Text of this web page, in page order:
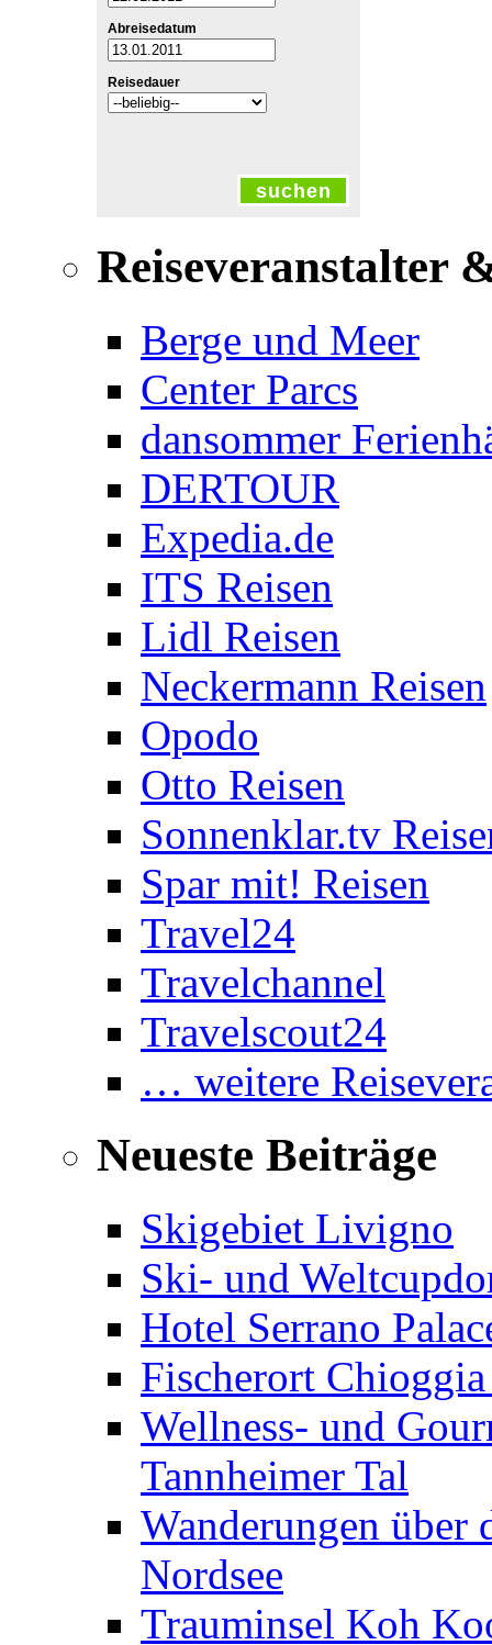
Abreisedatum
Reisedauer
suchen
Reiseveranstalter
Berge und Meer
Center Parcs
dansommer
DERTOUR
Expedia.de
ITS Reisen
Lidl Reisen
Neckermann Reisen
Opodo
Otto Reisen
Sonnenklar.tv
Spar mit! Reisen
Travel24
Travelchannel
Travelscout24
… weitere
Neueste Beiträge
Skigebiet Livigno
Ski- und
Hotel Serrano
Fischerort
Wellness- und
Tannheimer Tal
Wanderungen über
Nordsee
Trauminsel Koh